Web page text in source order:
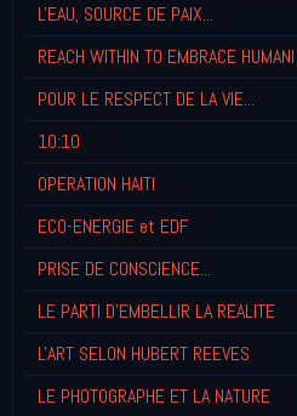
L'EAU, SOURCE DE PAIX...
REACH WITHIN TO EMBRACE HUMANI
POUR LE RESPECT DE LA VIE...
10:10
OPERATION HAITI
ECO-ENERGIE et EDF
PRISE DE CONSCIENCE...
LE PARTI D'EMBELLIR LA REALITE
L'ART SELON HUBERT REEVES
LE PHOTOGRAPHE ET LA NATURE